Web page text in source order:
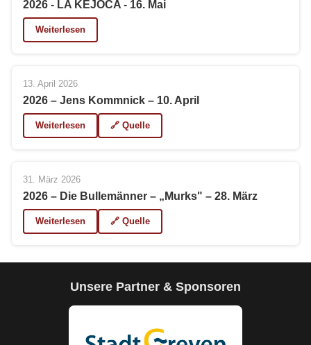
2026 - LA KEJOCA - 16. Mai
Weiterlesen
13. April 2026
2026 – Jens Kommnick – 10. April
Weiterlesen 🔗 Quelle
31. März 2026
2026 – Die Bullemänner – „Murks" – 28. März
Weiterlesen 🔗 Quelle
Unsere Partner & Sponsoren